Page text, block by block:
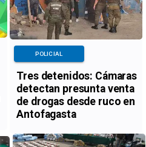
Tres detenidos: Cámaras
detectan presunta venta
de drogas desde ruco en
Antofagasta
POLICIAL